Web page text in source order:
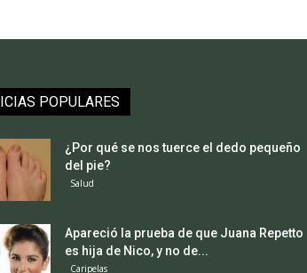
POPULARES
¿Por qué se nos tuerce el dedo pequeño
del pie?
Salud
Apareció la prueba de que Juana Repetto
es hija de Nico, y no de...
Caripelas